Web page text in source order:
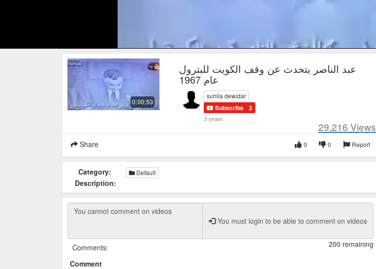
0:00:53
عبد الناصر يتحدث عن وقف الكويت للبترول
عام 1967
suhila dewidar
Subscribe 2
3 years
29,216 Views
Share Report
0
0
Category: Default
Description:
You must login to be able to comment on videos
200 remaining
Comments:
Comment